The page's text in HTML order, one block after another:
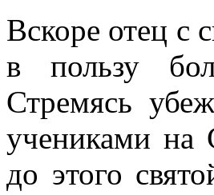
Вскоре отец с
в пользу
Стремясь
учениками на
до этого